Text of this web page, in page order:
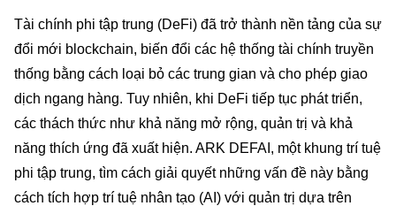
Tài chính phi tập trung (DeFi) đã trở thành nền tảng của sự
đổi mới blockchain, biến đổi các hệ thống tài chính truyền
thống bằng cách loại bỏ các trung gian và cho phép giao
dịch ngang hàng. Tuy nhiên, khi DeFi tiếp tục phát triển,
các thách thức như khả năng mở rộng, quản trị và khả
năng thích ứng đã xuất hiện. ARK DEFAI, một khung trí tuệ
phi tập trung, tìm cách giải quyết những vấn đề này bằng
cách tích hợp trí tuệ nhân tạo (AI) với quản trị dựa trên